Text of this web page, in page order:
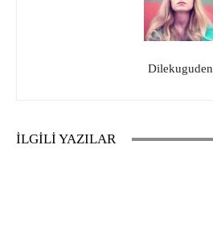
Dilekuguden
İLGİLİ YAZILAR